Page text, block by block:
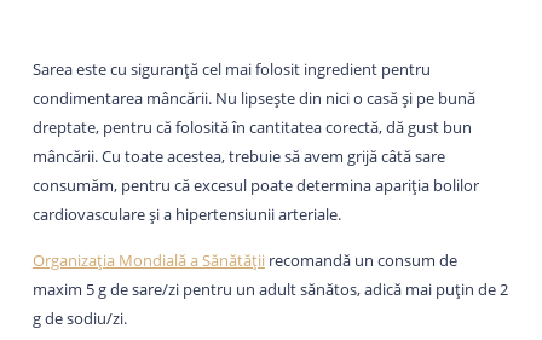
Sarea este cu siguranță cel mai folosit ingredient pentru
condimentarea mâncării. Nu lipsește din nici o casă și pe bună
dreptate, pentru că folosită în cantitatea corectă, dă gust bun
mâncării. Cu toate acestea, trebuie să avem grijă câtă sare
consumăm, pentru că excesul poate determina apariția bolilor
cardiovasculare și a hipertensiunii arteriale.
Organizația Mondială a Sănătățiirecomandă un consum de
maxim 5 g de sare/zi pentru un adult sănătos, adică mai puțin de 2
g de sodiu/zi.